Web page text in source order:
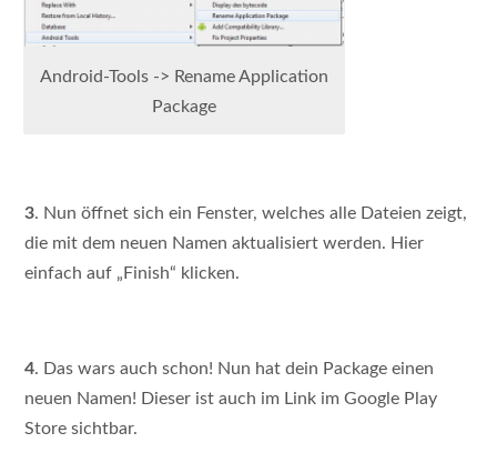
Android-Tools -> Rename Application
Package
3. Nun öffnet sich ein Fenster, welches alle Dateien zeigt,
die mit dem neuen Namen aktualisiert werden. Hier
einfach auf „Finish“ klicken.
4. Das wars auch schon! Nun hat dein Package einen
neuen Namen! Dieser ist auch im Link im Google Play
Store sichtbar.